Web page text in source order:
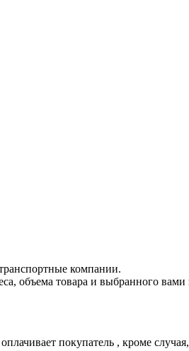
компании.
объема товара и выбранного
покупатель , кроме